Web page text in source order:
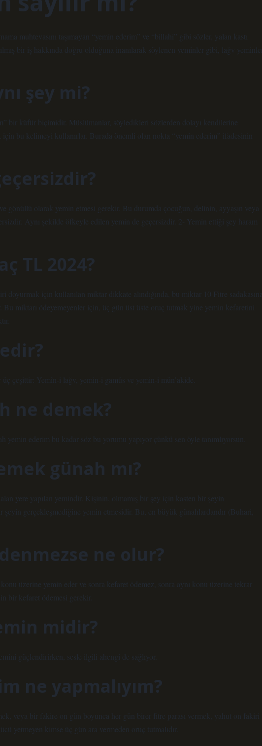
muhtevasını taşımayan “yemin ederim” ve “billahi” gibi sözler, yalan kastı
bir iş hakkında doğru olduğuna inanılarak söylenen yeminler gibi, lağv
şey mi?
bir küfür biçimidir. Müslümanlar, söyledikleri sözlerden dolayı kendilerine
için bu kelimeyi kullanırlar. Burada önemli olan nokta “yemin ederim” ifadesinin
ve gönüllü olarak yemin etmesi gerekir. Bu durumda çocuğun, delinin, ayyaşın veya
Aynı şekilde öfkeyle edilen yemin de geçersizdir. 2- Yemin ettiği şey haram
TL 2024?
doyurmak için kullanılan miktar dikkate alındığında, bu miktar 10 Fitre
miktarı ödeyemeyenler için, üç gün üst üste oruç tutmak yine yemin kefaretini
üç çeşittir: Yemîn-i lağv, yemin-i gamûs ve yemin-i mün’akide.
ne demek?
ederim bu kadar söz bu yorumu yapıyor çünkü sen öyle tanımlıyorsun.
günah mı?
yere yapılan yemindir. Kişinin, olmamış bir şey için kasten bir şeyin
gerçekleşmediğine yemin etmesidir. Bu, en büyük günahlardandır (Buhari,
ne olur?
üzerine yemin eder ve sonra kefaret ödemez, sonra aynı konu üzerine tekrar
bir kefaret ödemesi gerekir.
midir?
güçlendirirken, sesle ilgili ahengi de sağlıyor.
ne yapmalıyım?
veya bir fakire on gün boyunca her gün birer fitre parası vermek, yahut on fakiri
yetmeyen kimse üç gün ara vermeden oruç tutmalıdır.